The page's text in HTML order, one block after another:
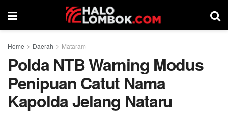
Home Daerah Mataram
Polda NTB Warning Modus
Penipuan Catut Nama
Kapolda Jelang Nataru